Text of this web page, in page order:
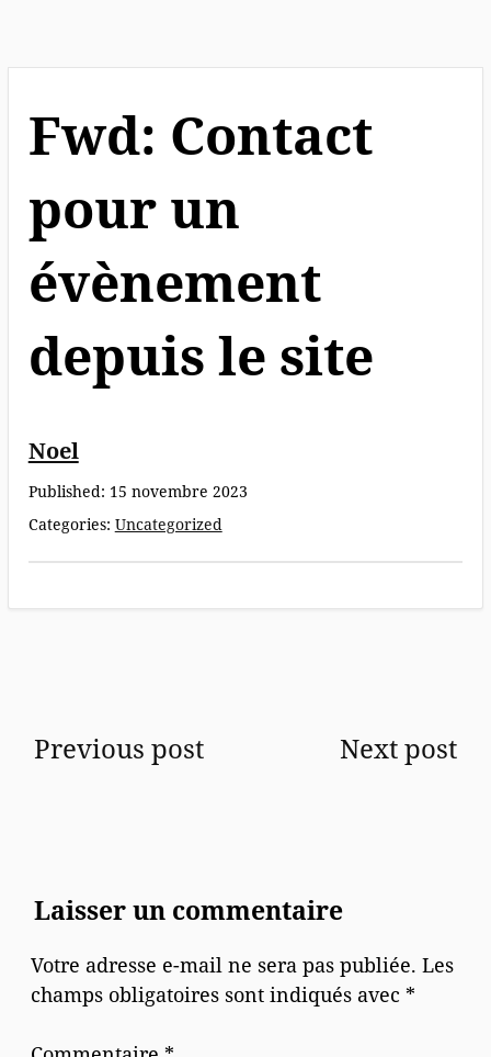
Noël
Fwd: Contact
pour un
évènement
depuis le site
Noel
Published: 15 novembre 2023
Categories: Uncategorized
Previous post Next post
Laisser un commentaire
Votre adresse e-mail ne sera pas publiée. Les
champs obligatoires sont indiqués avec *